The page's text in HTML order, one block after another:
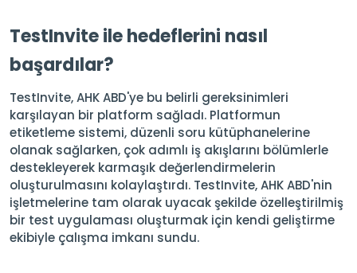
TestInvite ile hedeflerini nasıl
başardılar?
TestInvite, AHK ABD'ye bu belirli gereksinimleri
karşılayan bir platform sağladı. Platformun
etiketleme sistemi, düzenli soru kütüphanelerine
olanak sağlarken, çok adımlı iş akışlarını bölümlerle
destekleyerek karmaşık değerlendirmelerin
oluşturulmasını kolaylaştırdı. TestInvite, AHK ABD'nin
işletmelerine tam olarak uyacak şekilde özelleştirilmiş
bir test uygulaması oluşturmak için kendi geliştirme
ekibiyle çalışma imkanı sundu.